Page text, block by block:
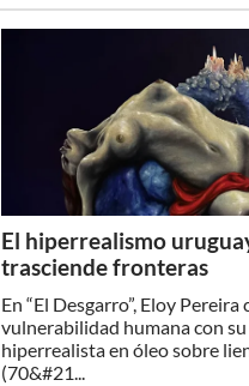
El hiperrealismo
trasciende fronteras
En “El Desgarro”, Eloy Pereira
vulnerabilidad humana con
hiperrealista en óleo sobre
(70&#21...